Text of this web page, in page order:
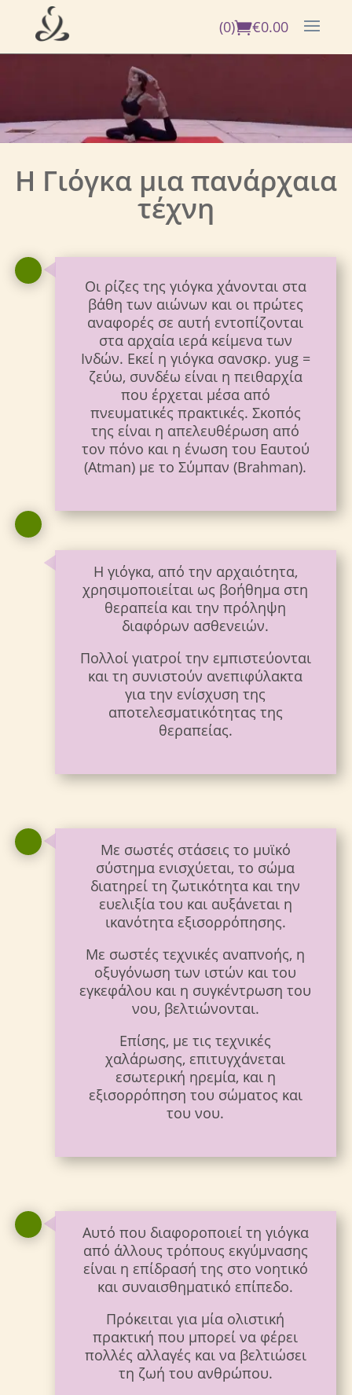
(0) €0.00
Η Γιόγκα μια πανάρχαια
τέχνη
Οι ρίζες της γιόγκα χάνονται στα
βάθη των αιώνων και οι πρώτες
αναφορές σε αυτή εντοπίζονται
στα αρχαία ιερά κείμενα των
Ινδών. Εκεί η γιόγκα σανσκρ. yug =
ζεύω, συνδέω είναι η πειθαρχία
που έρχεται μέσα από
πνευματικές πρακτικές. Σκοπός
της είναι η απελευθέρωση από
τον πόνο και η ένωση του Εαυτού
(Atman) με το Σύμπαν (Βrahman).
Η γιόγκα, από την αρχαιότητα,
χρησιμοποιείται ως βοήθημα στη
θεραπεία και την πρόληψη
διαφόρων ασθενειών.
Πολλοί γιατροί την εμπιστεύονται
και τη συνιστούν ανεπιφύλακτα
για την ενίσχυση της
αποτελεσματικότητας της
θεραπείας.
Με σωστές στάσεις το μυϊκό
σύστημα ενισχύεται, το σώμα
διατηρεί τη ζωτικότητα και την
ευελιξία του και αυξάνεται η
ικανότητα εξισορρόπησης.
Με σωστές τεχνικές αναπνοής, η
οξυγόνωση των ιστών και του
εγκεφάλου και η συγκέντρωση του
νου, βελτιώνονται.
Επίσης, με τις τεχνικές
χαλάρωσης, επιτυγχάνεται
εσωτερική ηρεμία, και η
εξισορρόπηση του σώματος και
του νου.
Αυτό που διαφοροποιεί τη γιόγκα
από άλλους τρόπους εκγύμνασης
είναι η επίδρασή της στο νοητικό
και συναισθηματικό επίπεδο.
Πρόκειται για μία ολιστική
πρακτική που μπορεί να φέρει
πολλές αλλαγές και να βελτιώσει
τη ζωή του ανθρώπου.